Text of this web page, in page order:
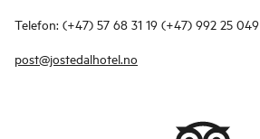
Telefon: (+47) 57 68 31 19 (+47) 992 25 049
post@jostedalhotel.no